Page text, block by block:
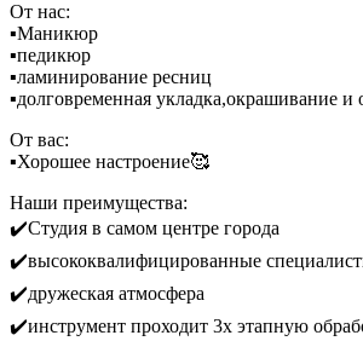
От нас:
▪️Маникюр
▪️педикюр
▪️ламинирование ресниц
▪️долговременная укладка,окрашивание и
От вас:
▪️Хорошее настроение🥰
Наши преимущества:
✔️Студия в самом центре города
✔️высококвалифицированные
✔️дружеская атмосфера
✔️инструмент проходит 3х этапную